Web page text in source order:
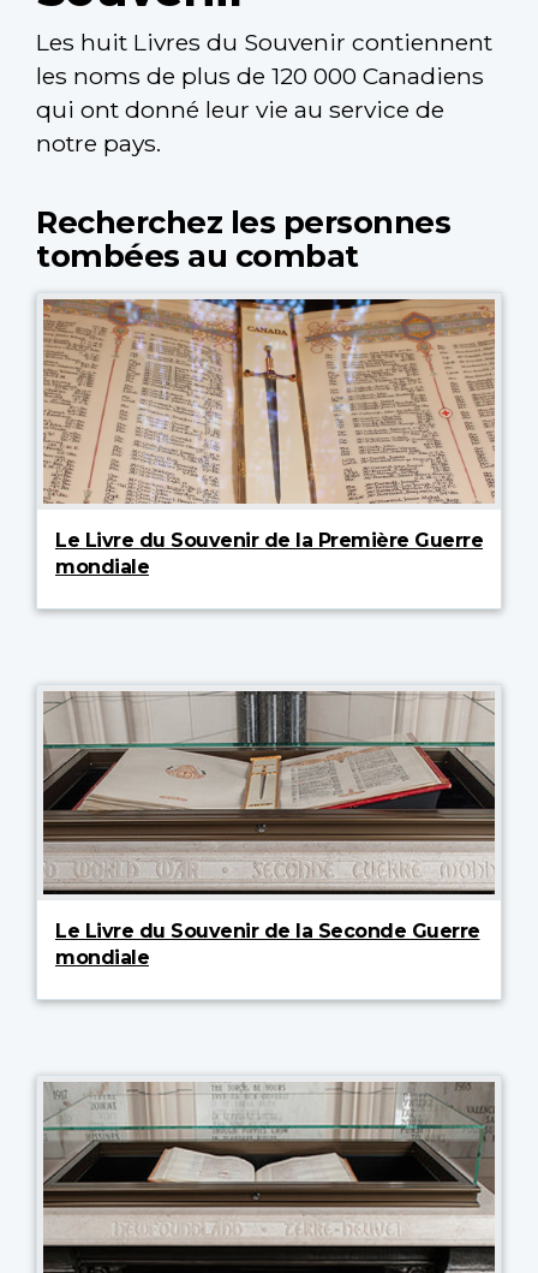
Les huit Livres du Souvenir contiennent
les noms de plus de 120 000 Canadiens
qui ont donné leur vie au service de
notre pays.
Recherchez les personnes
tombées au combat
Le Livre du Souvenir de la Première Guerre
mondiale
Le Livre du Souvenir de la Seconde Guerre
mondiale